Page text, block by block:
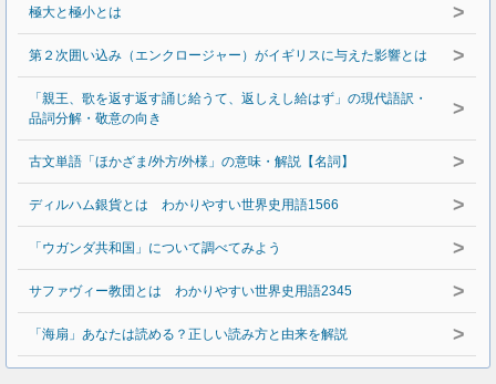
極大と極小とは >
第２次囲い込み（エンクロージャー）がイギリスに与えた影響とは >
「親王、歌を返す返す誦じ給うて、返しえし給はず」の現代語訳・
品詞分解・敬意の向き
>
古文単語「ほかざま/外方/外様」の意味・解説【名詞】 >
ディルハム銀貨とは わかりやすい世界史用語1566 >
「ウガンダ共和国」について調べてみよう >
サファヴィー教団とは わかりやすい世界史用語2345 >
「海扇」あなたは読める？正しい読み方と由来を解説 >